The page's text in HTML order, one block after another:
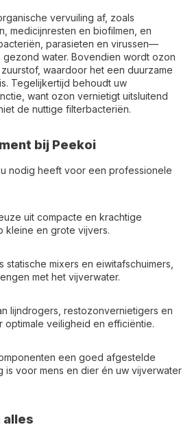
vervuiling af, zoals
medicijnresten en biofilmen, en
parasieten en virussen—
gezond water. Bovendien wordt ozon
waardoor het een duurzame
Tegelijkertijd behoudt uw
want ozon vernietigt uitsluitend
de nuttige filterbacteriën.
bij Peekoi
nodig heeft voor een professionele
uit compacte en krachtige
kleine en grote vijvers.
statische mixers en eiwitafschuimers,
met het vijverwater.
lijndrogers, restozonvernietigers en
optimale veiligheid en efficiëntie.
een goed afgestelde
is voor mens en dier én uw vijverwater
alles